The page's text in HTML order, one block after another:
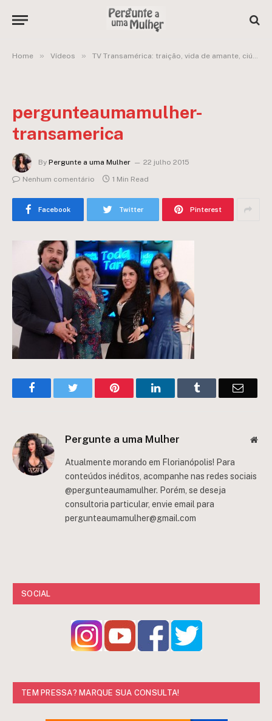
Home » Vídeos » TV Transamérica: traição, vida de amante, ciúmes virtual, perguntas frequentes, etc.
pergunteaumamulher-
transamerica
By Pergunte a uma Mulher
22 julho 2015
Nenhum comentário
1 Min Read
Facebook Twitter Pinterest
FacebookTwitter Pinterest LinkedInTumblr Email
Pergunte a uma Mulher
Atualmente morando em Florianópolis! Para
conteúdos inéditos, acompanhe nas redes sociais
@pergunteaumamulher. Porém, se deseja
consultoria particular, envie email para
pergunteaumamulher@gmail.com
SOCIAL
TEM PRESSA? MARQUE SUA CONSULTA!